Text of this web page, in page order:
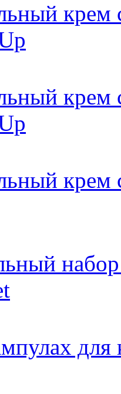
для